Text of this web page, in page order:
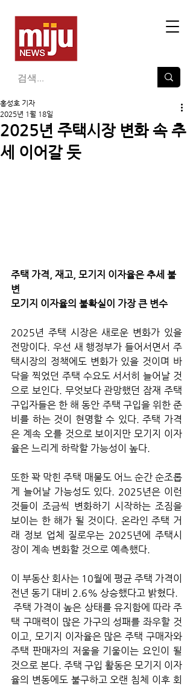
2025년 주택시장 변화 속 추
세 이어갈 듯
홍성호 기자
2025년 1월 18일
주택 가격, 재고, 모기지 이자율은 추세 불
변
모기지 이자율의 불확실이 가장 큰 변수
2025년 주택 시장은 새로운 변화가 있을
전망이다. 우선 새 행정부가 들어서면서 주
택시장의 정책에도 변화가 있을 것이며 바
닥을 찍었던 주택 수요도 서서히 늘어날 것
으로 보인다. 무엇보다 관망했던 잠재 주택
구입자들은 한 해 동안 주택 구입을 위한 준
비를 하는 것이 현명할 수 있다. 주택 가격
은 계속 오를 것으로 보이지만 모기지 이자
율은 느리게 하락할 가능성이 높다.
또한 꽉 막힌 주택 매물도 어느 순간 순조롭
게 늘어날 가능성도 있다. 2025년은 이런
것들이 조금씩 변화하기 시작하는 조짐을
보이는 한 해가 될 것이다. 온라인 주택 거
래 정보 업체 질로우는 2025년에 주택시
장이 계속 변화할 것으로 예측했다.
이 부동산 회사는 10월에 평균 주택 가격이
전년 동기 대비 2.6% 상승했다고 밝혔다.
주택 가격이 높은 상태를 유지함에 따라 주
택 구매력이 많은 가구의 성패를 좌우할 것
이고, 모기지 이자율은 많은 주택 구매자와
주택 판매자의 저울을 기울이는 요인이 될
것으로 본다. 주택 구입 활동은 모기지 이자
율의 변동에도 불구하고 오랜 침체 이후 회